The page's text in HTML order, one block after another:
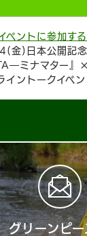
ベントに参加する
金)日本公開記
ミナマター』×
イントークイベ
グリーンピ